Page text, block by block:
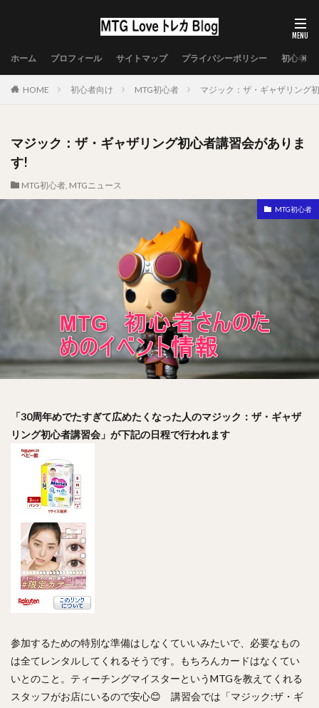
ホーム プロフィール サイトマップ プライバシーポリシー 初心者向
HOME 初心者向け MTG初心者 マジック：ザ・ギャザリング
マジック：ザ・ギャザリング初心者講習会がありま
す!
MTG初心者, MTGニュース
MTG初心者
「30周年めでたすぎて広めたくなった人のマジック：ザ・ギャザ
リング初心者講習会」が下記の日程で行われます
参加するための特別な準備はしなくていいみたいで、必要なもの
は全てレンタルしてくれるそうです。もちろんカードはなくてい
いとのこと。ティーチングマイスターというMTGを教えてくれる
スタッフがお店にいるので安心😊 講習会では「マジック:ザ・ギ